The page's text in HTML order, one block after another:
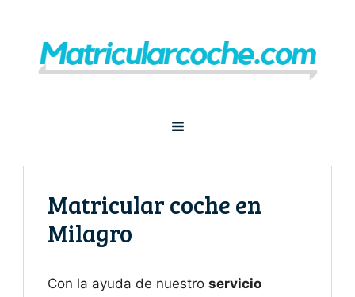
contenido
Menú
Matricular coche en
Milagro
Con la ayuda de nuestro servicio